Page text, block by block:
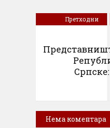
Претходни
Нема коментара